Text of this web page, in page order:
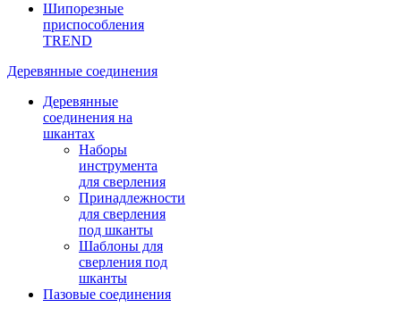
Шипорезные
приспособления
TREND
Деревянные соединения
Деревянные
соединения на
шкантах
Наборы
инструмента
для сверления
Принадлежности
для сверления
под шканты
Шаблоны для
сверления под
шканты
Пазовые соединения